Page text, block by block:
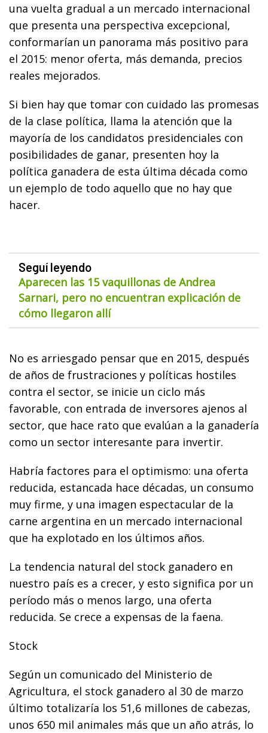
una vuelta gradual a un mercado internacional
que presenta una perspectiva excepcional,
conformarían un panorama más positivo para
el 2015: menor oferta, más demanda, precios
reales mejorados.
Si bien hay que tomar con cuidado las promesas
de la clase política, llama la atención que la
mayoría de los candidatos presidenciales con
posibilidades de ganar, presenten hoy la
política ganadera de esta última década como
un ejemplo de todo aquello que no hay que
hacer.
Seguí leyendo
Aparecen las 15 vaquillonas de Andrea
Sarnari, pero no encuentran explicación de
cómo llegaron allí
No es arriesgado pensar que en 2015, después
de años de frustraciones y políticas hostiles
contra el sector, se inicie un ciclo más
favorable, con entrada de inversores ajenos al
sector, que hace rato que evalúan a la ganadería
como un sector interesante para invertir.
Habría factores para el optimismo: una oferta
reducida, estancada hace décadas, un consumo
muy firme, y una imagen espectacular de la
carne argentina en un mercado internacional
que ha explotado en los últimos años.
La tendencia natural del stock ganadero en
nuestro país es a crecer, y esto significa por un
período más o menos largo, una oferta
reducida. Se crece a expensas de la faena.
Stock
Según un comunicado del Ministerio de
Agricultura, el stock ganadero al 30 de marzo
último totalizaría los 51,6 millones de cabezas,
unos 650 mil animales más que un año atrás, lo